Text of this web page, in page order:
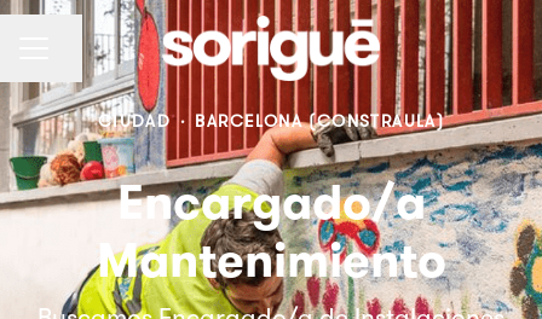
Menú de empleo
Compartir página
CIUDAD · BARCELONA (CONSTRAULA)
Encargado/a
Mantenimiento